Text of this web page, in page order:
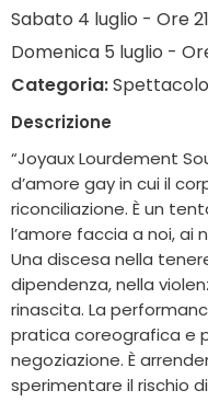
Sabato 4 luglio - Ore
Domenica 5 luglio -
Categoria:
Descrizione
“Joyaux Lourdement
d’amore gay in cui il
riconciliazione. È un
l’amore faccia a noi, ai
Una discesa nella
dipendenza, nella
rinascita. La
pratica coreografica e
negoziazione. È
sperimentare il rischio